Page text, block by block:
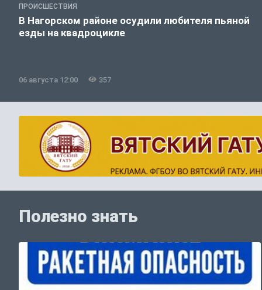
ПРОИСШЕСТВИЯ
В Нагорском районе осудили любителя пьяной
езды на квадроцикле
06 августа 12:00 357
Полезно знать